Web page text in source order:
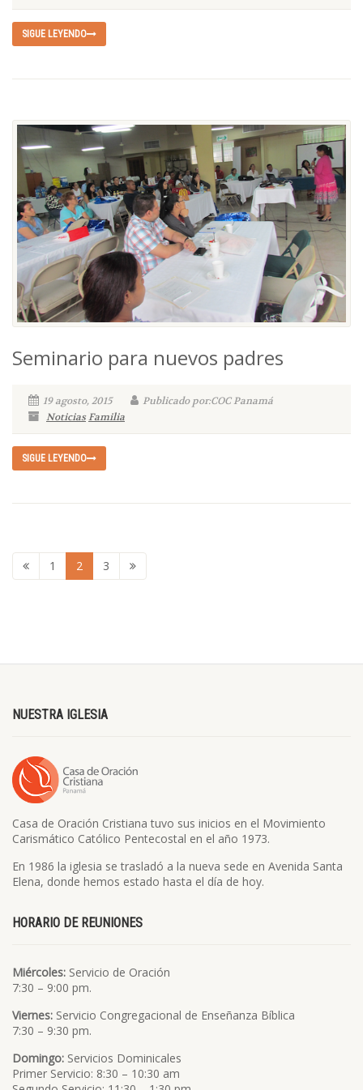
SIGUE LEYENDO
Seminario para nuevos padres
19 agosto, 2015
Publicado por:COC Panamá
NoticiasFamilia
SIGUE LEYENDO
1 2 3
NUESTRA IGLESIA
Casa de Oración Cristiana tuvo sus inicios en el Movimiento
Carismático Católico Pentecostal en el año 1973.
En 1986 la iglesia se trasladó a la nueva sede en Avenida Santa
Elena, donde hemos estado hasta el día de hoy.
HORARIO DE REUNIONES
Miércoles: Servicio de Oración
7:30 – 9:00 pm.
Viernes: Servicio Congregacional de Enseñanza Bíblica
7:30 – 9:30 pm.
Domingo: Servicios Dominicales
Primer Servicio: 8:30 – 10:30 am